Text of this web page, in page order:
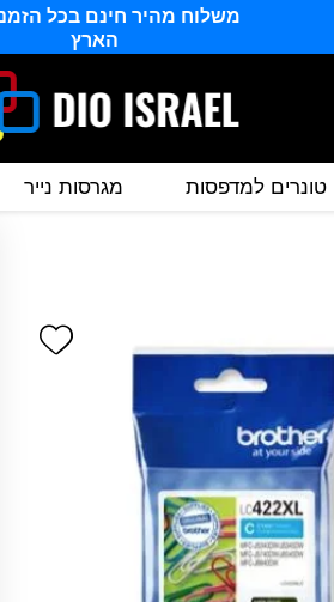
משלוח מהיר חינם בכל
הארץ
טונרים למדפסות מגרסות נייר